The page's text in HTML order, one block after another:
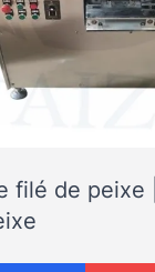
filé de peixe